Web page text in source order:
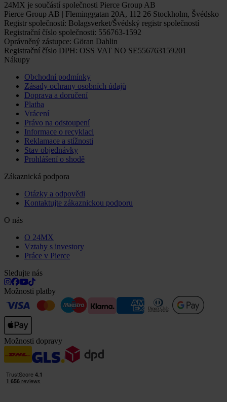
24MX je součástí společnosti Pierce Group AB
Pierce Group AB | Fleminggatan 20A, 112 26 Stockholm, Švédsko
Registr společností: Bolagsverket/Švédský registr společností
Registrační číslo společnosti: 556763-1592
Oprávněný zástupce: Göran Dahlin
Registrační číslo DPH: OSS VAT NO SE556763159201
Nákupy
Obchodní podmínky
Zásady ochrany osobních údajů
Doprava a doručení
Platba
Vrácení
Právo na odstoupení
Informace o recyklaci
Reklamace a stížnosti
Stav objednávky
Prohlášení o shodě
Zákaznická podpora
Otázky a odpovědi
Kontaktujte zákaznickou podporu
O nás
O 24MX
Vztahy s investory
Práce v Pierce
Sledujte nás
Možnosti platby
Možnosti dopravy